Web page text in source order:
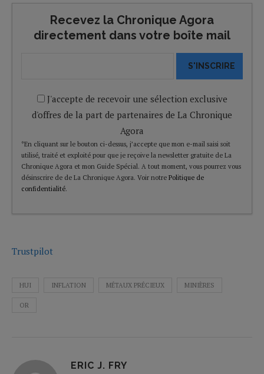
Recevez la Chronique Agora
directement dans votre boîte mail
S'INSCRIRE
J'accepte de recevoir une sélection exclusive
d'offres de la part de partenaires de La Chronique
Agora
*En cliquant sur le bouton ci-dessus, j’accepte que mon e-mail saisi soit
utilisé, traité et exploité pour que je reçoive la newsletter gratuite de La
Chronique Agora et mon Guide Spécial. A tout moment, vous pourrez vous
désinscrire de de La Chronique Agora. Voir notre Politique de
confidentialité.
Trustpilot
HUI INFLATION MÉTAUX PRÉCIEUX MINIÈRES
OR
ERIC J. FRY